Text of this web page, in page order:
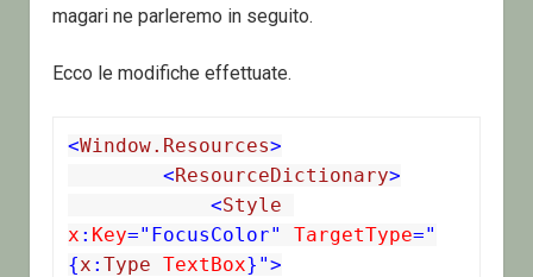
magari ne parleremo in seguito.
Ecco le modifiche effettuate.
<Window.Resources>
<ResourceDictionary>
<Style
x : Key="FocusColor" TargetType="
{x : Type TextBox}">